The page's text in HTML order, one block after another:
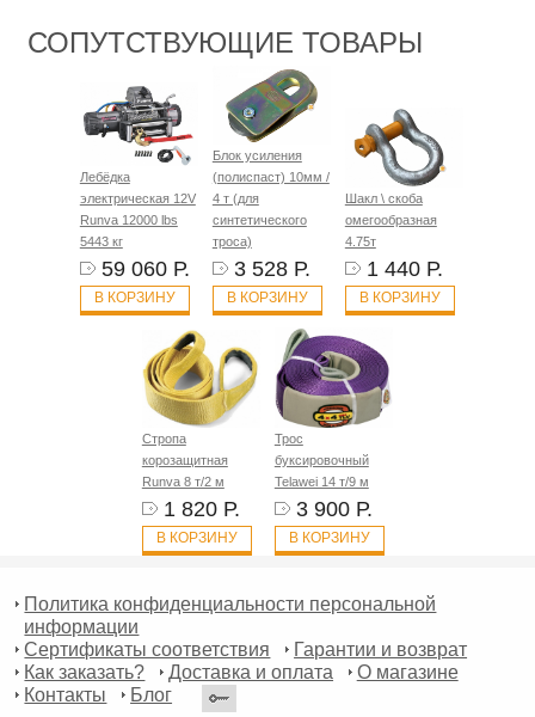
СОПУТСТВУЮЩИЕ ТОВАРЫ
Лебёдка
электрическая 12V
Runva 12000 lbs
5443 кг
59 060 Р.
В КОРЗИНУ
Блок усиления
(полиспаст) 10мм /
4 т (для
синтетического
троса)
3 528 Р.
В КОРЗИНУ
Шакл \ скоба
омегообразная
4.75т
1 440 Р.
В КОРЗИНУ
Стропа
корозащитная
Runva 8 т/2 м
1 820 Р.
В КОРЗИНУ
Трос
буксировочный
Telawei 14 т/9 м
3 900 Р.
В КОРЗИНУ
Политика конфиденциальности персональной
информации
Сертификаты соответствия
Гарантии и возврат
Как заказать?
Доставка и оплата
О магазине
Контакты
Блог